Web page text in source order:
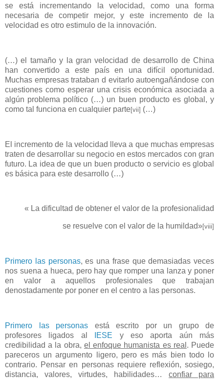
se está incrementando la velocidad, como una forma
necesaria de competir mejor, y este incremento de la
velocidad es otro estimulo de la innovación.
(…) el tamaño y la gran velocidad de desarrollo de China
han convertido a este país en una difícil oportunidad.
Muchas empresas trataban d evitarlo autoengañándose con
cuestiones como esperar una crisis económica asociada a
algún problema político (…) un buen producto es global, y
como tal funciona en cualquier parte[vii] (…)
El incremento de la velocidad lleva a que muchas empresas
traten de desarrollar su negocio en estos mercados con gran
futuro. La idea de que un buen producto o servicio es global
es básica para este desarrollo (…)
« La dificultad de obtener el valor de la profesionalidad
se resuelve con el valor de la humildad»[viii]
Primero las personas, es una frase que demasiadas veces
nos suena a hueca, pero hay que romper una lanza y poner
en valor a aquellos profesionales que trabajan
denostadamente por poner en el centro a las personas.
Primero las personas está escrito por un grupo de
profesores ligados al
IESE y eso aporta aún más
credibilidad a la obra, el enfoque humanista es real . Puede
pareceros un argumento ligero, pero es más bien todo lo
contrario. Pensar en personas requiere reflexión, sosiego,
distancia, valores, virtudes, habilidades… confiar para